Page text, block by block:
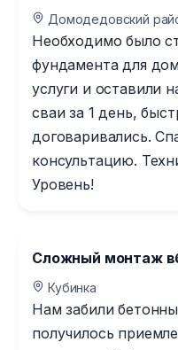
Домодедовский
Необходимо было
фундамента для
услуги и оставили
сваи за 1 день,
договаривались.
консультацию.
Уровень!
Сложный монтаж
Кубинка
Нам забили
получилось